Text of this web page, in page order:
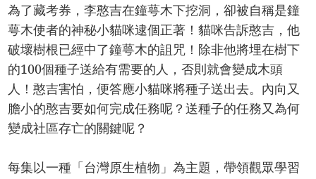
為了藏考券，李憨吉在鐘萼木下挖洞，卻被自稱是鐘
萼木使者的神秘小貓咪逮個正著！貓咪告訴憨吉，他
破壞樹根已經中了鐘萼木的詛咒！除非他將埋在樹下
的100個種子送給有需要的人，否則就會變成木頭
人！憨吉害怕，便答應小貓咪將種子送出去。內向又
膽小的憨吉要如何完成任務呢？送種子的任務又為何
變成社區存亡的關鍵呢？
每集以一種「台灣原生植物」為主題，帶領觀眾學習